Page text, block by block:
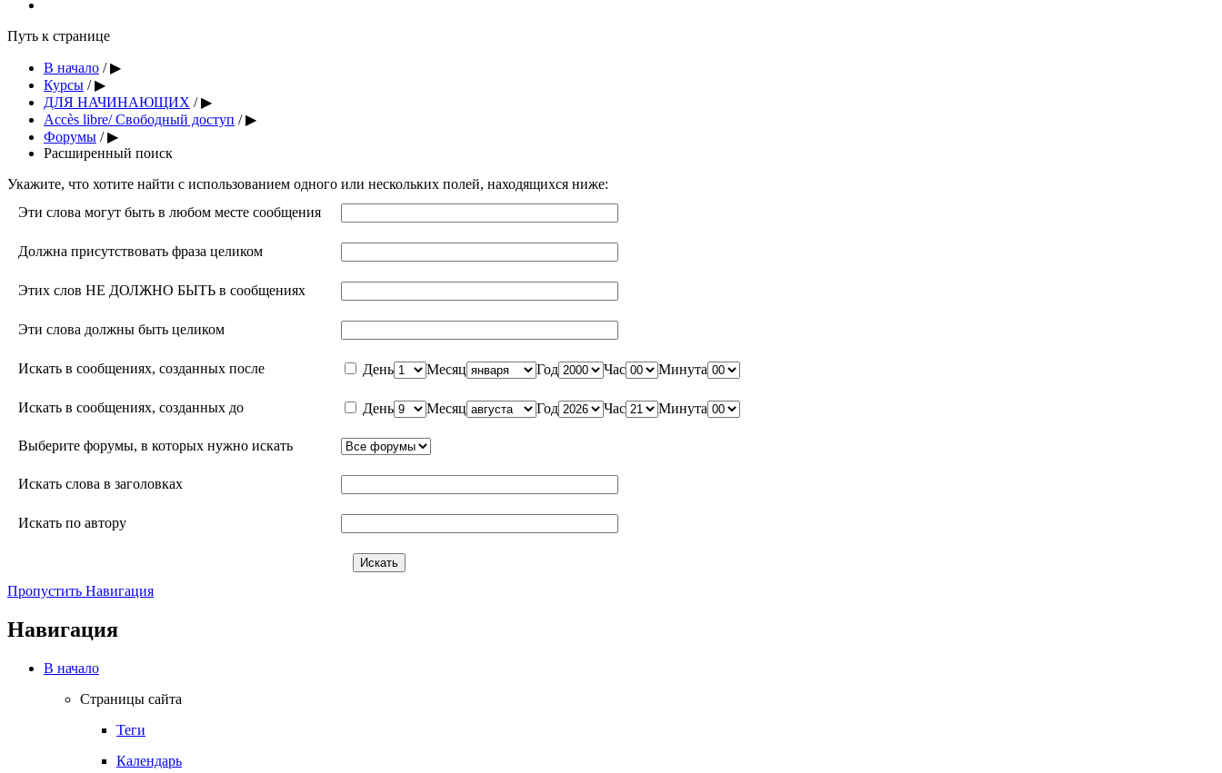
Путь к странице
В начало / ▶︎
Курсы / ▶︎
ДЛЯ НАЧИНАЮЩИХ / ▶︎
Accès libre/ Свободный доступ / ▶︎
Форумы / ▶︎
Расширенный поиск
Укажите, что хотите найти с использованием одного или нескольких полей, находящихся ниже:
Эти слова могут быть в любом месте сообщения
Должна присутствовать фраза целиком
Этих слов НЕ ДОЛЖНО БЫТЬ в сообщениях
Эти слова должны быть целиком
Искать в сообщениях, созданных после День Месяц Год Час Минута
Искать в сообщениях, созданных до День Месяц Год Час Минута
Выберите форумы, в которых нужно искать
Искать слова в заголовках
Искать по автору
Пропустить Навигация
Навигация
В начало
Страницы сайта
Теги
Календарь